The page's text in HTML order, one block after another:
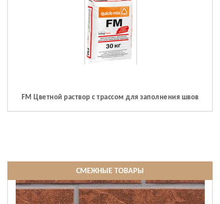
FM Цветной раствор с трассом для заполнения швов
СМЕЖНЫЕ ТОВАРЫ